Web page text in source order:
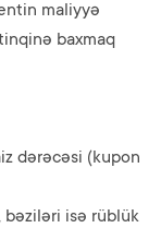
maliyyə
baxmaq
dərəcəsi (kupon
bəziləri isə rüblük